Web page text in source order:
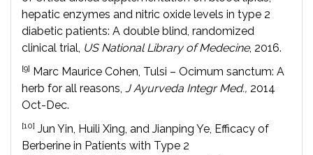
hepatic enzymes and nitric oxide levels in type 2
diabetic patients: A double blind, randomized
clinical trial, US National Library of Medecine, 2016.
[9] Marc Maurice Cohen, Tulsi – Ocimum sanctum: A
herb for all reasons, J Ayurveda Integr Med., 2014
Oct-Dec.
[10] Jun Yin, Huili Xing, and Jianping Ye, Efficacy of
Berberine in Patients with Type 2